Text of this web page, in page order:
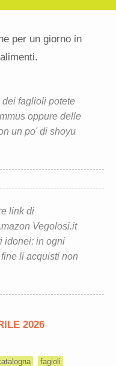
per un giorno in
dei faglioli potete
oppure delle
un po' di shoyu
link di
Vegolosi.it
idonei: in ogni
li acquisti non
2026
fagioli